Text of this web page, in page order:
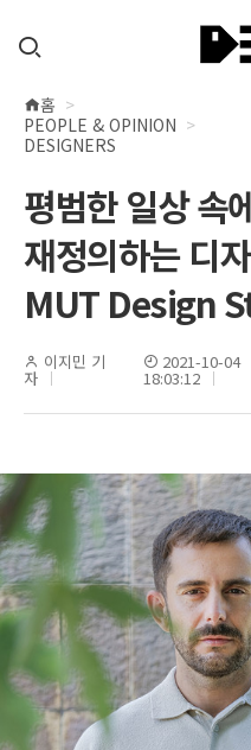
현
재
치
홈
PEOPLE & OPINION
DESIGNERS
평범한 일상 속
재정의하는 디
MUT Design
이지민 기
자
2021-10-04
18:03:12